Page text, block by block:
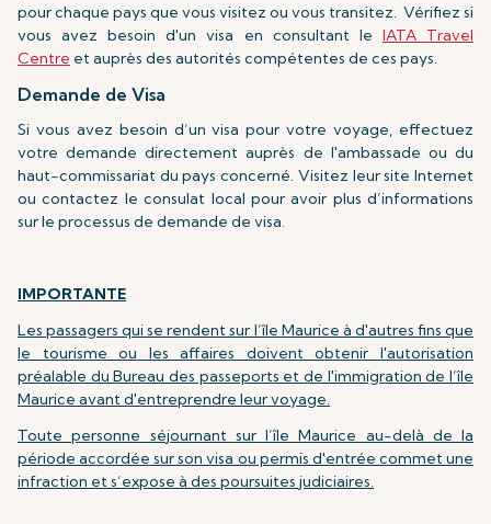
pour chaque pays que vous visitez ou vous transitez. Vérifiez si
vous avez besoin d'un visa en consultant le IATA Travel
Centre et auprès des autorités compétentes de ces pays.
Demande de Visa
Si vous avez besoin d’un visa pour votre voyage, effectuez
votre demande directement auprès de l'ambassade ou du
haut-commissariat du pays concerné. Visitez leur site Internet
ou contactez le consulat local pour avoir plus d’informations
sur le processus de demande de visa.
IMPORTANTE
Les passagers qui se rendent sur l’île Maurice à d'autres fins que
le tourisme ou les affaires doivent obtenir l'autorisation
préalable du Bureau des passeports et de l'immigration de l’île
Maurice avant d'entreprendre leur voyage.
Toute personne séjournant sur l’île Maurice au-delà de la
période accordée sur son visa ou permis d'entrée commet une
infraction et s’expose à des poursuites judiciaires.